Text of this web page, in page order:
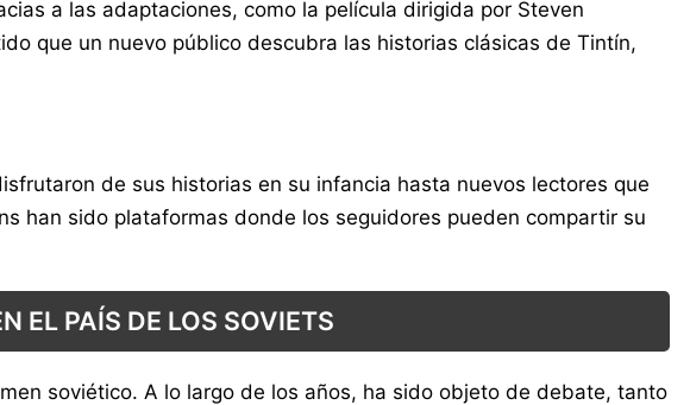
a las adaptaciones, como la película dirigida por Steven
que un nuevo público descubra las historias clásicas de Tintín,
de sus historias en su infancia hasta nuevos lectores que
han sido plataformas donde los seguidores pueden compartir su
EL PAÍS DE LOS SOVIETS
soviético. A lo largo de los años, ha sido objeto de debate, tanto